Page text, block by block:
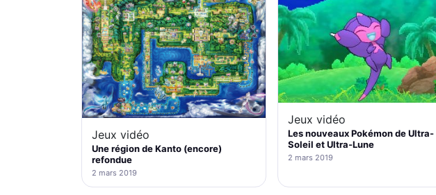
Jeux vidéo
Une région de Kanto (encore)
refondue
2 mars 2019
Jeux vidéo
Les nouveaux Pokémon de Ultra-
Soleil et Ultra-Lune
2 mars 2019